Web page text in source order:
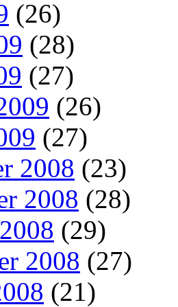
(26)
(28)
(27)
(26)
(27)
2008 (23)
2008 (28)
(29)
2008 (27)
(21)